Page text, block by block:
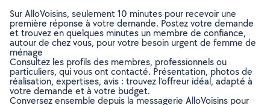
Sur AlloVoisins, seulement 10 minutes pour recevoir une
première réponse à votre demande. Postez votre demande
et trouvez en quelques minutes un membre de confiance,
autour de chez vous, pour votre besoin urgent de femme de
ménage
Consultez les profils des membres, professionnels ou
particuliers, qui vous ont contacté. Présentation, photos de
réalisation, expertises, avis : trouvez l'offreur idéal, adapté à
votre demande et à votre budget.
Conversez ensemble depuis la messagerie AlloVoisins pour